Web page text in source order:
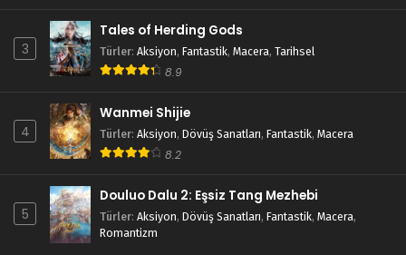
3
Tales of Herding Gods
Türler: Aksiyon, Fantastik, Macera, Tarihsel
8.9
4
Wanmei Shijie
Türler: Aksiyon, Dövüş Sanatları, Fantastik, Macera
8.2
5
Douluo Dalu 2: Eşsiz Tang Mezhebi
Türler: Aksiyon, Dövüş Sanatları, Fantastik, Macera,
Romantizm